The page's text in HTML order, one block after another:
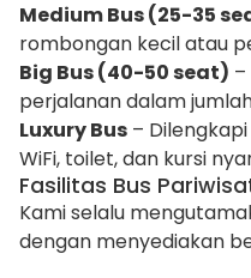
Medium Bus (25-35
rombongan kecil atau
Big Bus (40-50 seat)
perjalanan dalam
Luxury Bus –
WiFi, toilet, dan kursi
Fasilitas Bus
Kami selalu
dengan menyediakan